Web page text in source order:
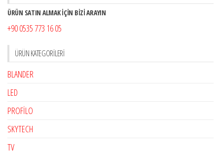
ÜRÜN SATIN ALMAK İÇİN BİZİ ARAYIN
+90 0535 773 16 05
ÜRÜN KATEGORILERI
BLANDER
LED
PROFİLO
SKYTECH
TV